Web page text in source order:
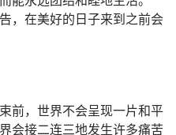
， 在美好的日子来到之前会
前， 世界不会呈现一片和平
会接二连三地发生许多痛苦